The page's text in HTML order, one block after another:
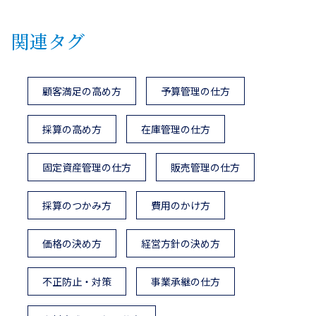
関連タグ
顧客満足の高め方 予算管理の仕方
採算の高め方 在庫管理の仕方
固定資産管理の仕方 販売管理の仕方
採算のつかみ方 費用のかけ方
価格の決め方 経営方針の決め方
不正防止・対策 事業承継の仕方